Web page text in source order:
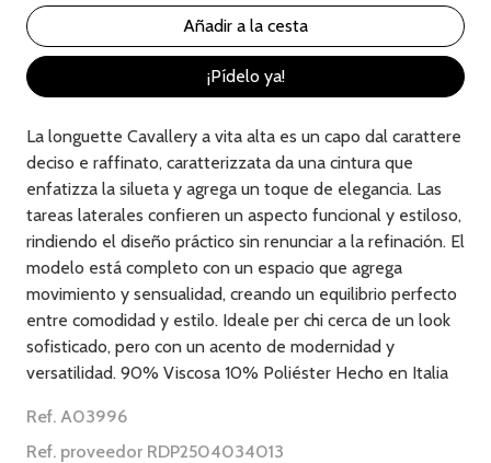
¡Pídelo ya!
La longuette Cavallery a vita alta es un capo dal carattere
deciso e raffinato, caratterizzata da una cintura que
enfatizza la silueta y agrega un toque de elegancia. Las
tareas laterales confieren un aspecto funcional y estiloso,
rindiendo el diseño práctico sin renunciar a la refinación. El
modelo está completo con un espacio que agrega
movimiento y sensualidad, creando un equilibrio perfecto
entre comodidad y estilo. Ideale per chi cerca de un look
sofisticado, pero con un acento de modernidad y
versatilidad. 90% Viscosa 10% Poliéster Hecho en Italia
Ref. A03996
Ref. proveedor RDP2504034013